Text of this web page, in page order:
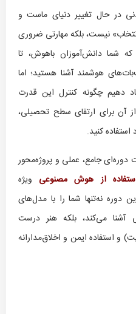
در حال تغییر دنیای ماست و
نیست، بلکه مهارتی ضروری
شما دانش‌آموزان باهوش، تا
هوشمند آشنا هستید؛ اما
چگونه کنترل این قدرت
آن برای ارتقای سطح تحصیلی،
کنید.
جامع، عملی و پروژه‌محور
از هوش مصنوعی ویژه
دوره نه‌تنها شما را با مدل‌های
آشنا می‌کند، بلکه هنر درست
و استفاده ایمن و اخلاق‌مدارانه